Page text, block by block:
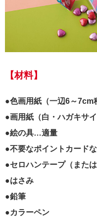
【材料】
●色画用紙（一辺6～
●画用紙（白・ハガキサ
●絵の具…適量
●不要なポイントカード
●セロハンテープ（また
●はさみ
●鉛筆
●カラーペン